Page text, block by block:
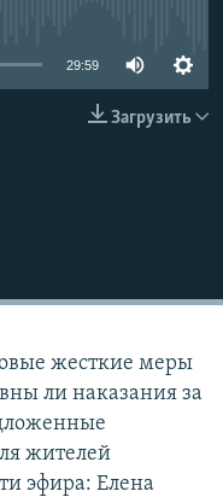
29:59
Загрузить
жесткие меры
ли наказания за
жителей
эфира: Елена